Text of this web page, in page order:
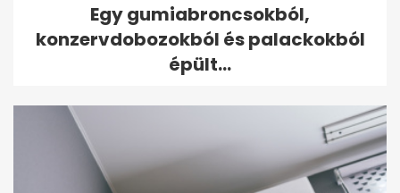
Egy gumiabroncsokból,
konzervdobozokból és palackokból
épült...